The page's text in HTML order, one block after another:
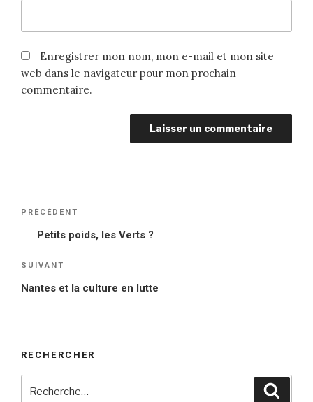
Enregistrer mon nom, mon e-mail et mon site
web dans le navigateur pour mon prochain
commentaire.
Navigation
Article
précédent
PRÉCÉDENT
Petits poids, les Verts ?
Article
suivant
SUIVANT
Nantes et la culture en lutte
RECHERCHER